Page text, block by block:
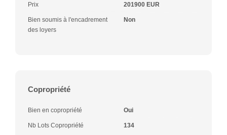
Prix 201900 EUR
Bien soumis à l'encadrement
des loyers
Non
Copropriété
Bien en copropriété Oui
Nb Lots Copropriété 134